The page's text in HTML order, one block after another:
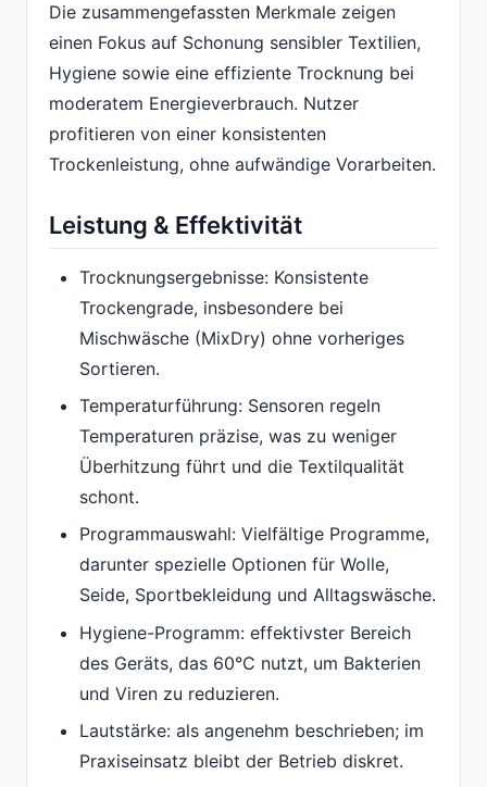
Die zusammengefassten Merkmale zeigen
einen Fokus auf Schonung sensibler Textilien,
Hygiene sowie eine effiziente Trocknung bei
moderatem Energieverbrauch. Nutzer
profitieren von einer konsistenten
Trockenleistung, ohne aufwändige Vorarbeiten.
Leistung & Effektivität
Trocknungsergebnisse: Konsistente
Trockengrade, insbesondere bei
Mischwäsche (MixDry) ohne vorheriges
Sortieren.
Temperaturführung: Sensoren regeln
Temperaturen präzise, was zu weniger
Überhitzung führt und die Textilqualität
schont.
Programmauswahl: Vielfältige Programme,
darunter spezielle Optionen für Wolle,
Seide, Sportbekleidung und Alltagswäsche.
Hygiene-Programm: effektivster Bereich
des Geräts, das 60°C nutzt, um Bakterien
und Viren zu reduzieren.
Lautstärke: als angenehm beschrieben; im
Praxiseinsatz bleibt der Betrieb diskret.